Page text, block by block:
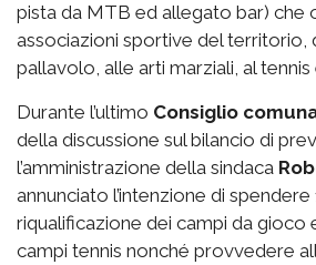
pista da MTB ed allegato bar) che
associazioni sportive del territorio,
pallavolo, alle arti marziali, al
Durante l’ultimo Consiglio
della discussione sul bilancio di
l’amministrazione della sindaca
annunciato l’intenzione di
riqualificazione dei campi da gioco
campi tennis nonché provvedere